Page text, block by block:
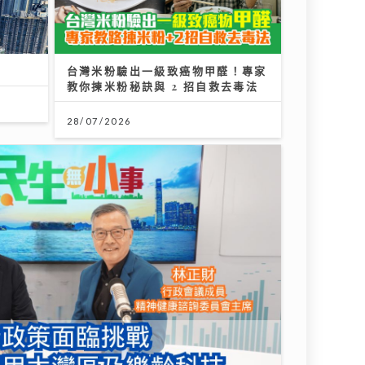
同屆新秀」重聚 陳德彰爆黃耀光曾邀重組
及黃淑蔓
支
《勁爆樂勢力》｜谷婭溦立志做治癒
系女歌手 兩晚關燈躲進浴缸為新歌
填詞
22/07/2026